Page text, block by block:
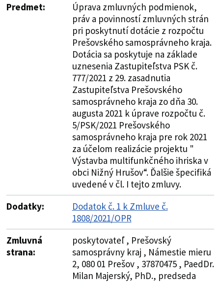
Predmet:
Úprava zmluvných podmienok,
práv a povinností zmluvných strán
pri poskytnutí dotácie z rozpočtu
Prešovského samosprávneho kraja.
Dotácia sa poskytuje na základe
uznesenia Zastupiteľstva PSK č.
777/2021 z 29. zasadnutia
Zastupiteľstva Prešovského
samosprávneho kraja zo dňa 30.
augusta 2021 k úprave rozpočtu č.
5/PSK/2021 Prešovského
samosprávneho kraja pre rok 2021
za účelom realizácie projektu "
Výstavba multifunkčného ihriska v
obci Nižný Hrušov“. Ďalšie špecifiká
uvedené v čl. I tejto zmluvy.
Dodatky:
Dodatok č. 1 k Zmluve č.
1808/2021/OPR
Zmluvná
strana:
poskytovateľ , Prešovský
samosprávny kraj , Námestie mieru
2, 080 01 Prešov , 37870475 , PaedDr.
Milan Majerský, PhD., predseda